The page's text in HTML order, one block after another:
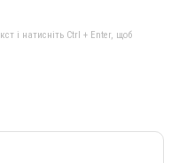
і натисніть Ctrl + Enter, щоб